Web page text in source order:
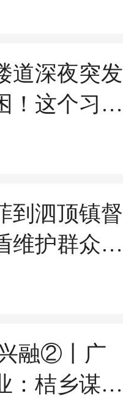
道深夜突发
！这个习
到泗顶镇督
维护群众利
融②丨广
：桔乡谋实